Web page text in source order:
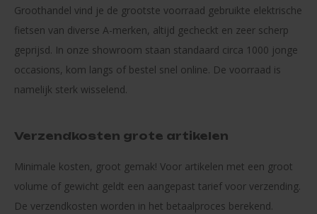
Groothandel vind je de grootste voorraad gebruikte elektrische
fietsen van diverse A-merken, altijd gecheckt en zeer scherp
geprijsd. In onze showroom staan standaard circa 1000 jonge
occasions, kom langs of bestel snel online. De voorraad is
namelijk sterk wisselend.
Verzendkosten grote artikelen
Minimale kosten, groot gemak! Voor artikelen met een groot
volume of gewicht geldt een aangepast tarief voor verzending.
De verzendkosten worden in het betaalproces berekend.